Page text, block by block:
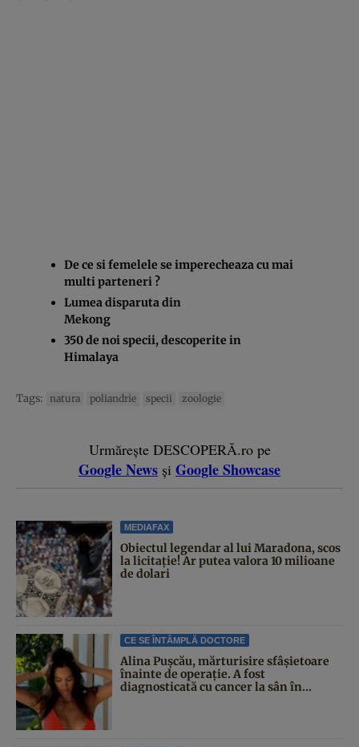
De ce si femelele se imperecheaza cu mai
multi parteneri ?
Lumea disparuta din
Mekong
350 de noi specii, descoperite in
Himalaya
Tags: natura poliandrie specii zoologie
Urmărește DESCOPERĂ.ro pe
Google News și Google Showcase
MEDIAFAX
Obiectul legendar al lui Maradona, scos
la licitație! Ar putea valora 10 milioane
de dolari
CE SE ÎNTÂMPLĂ DOCTORE
Alina Pușcău, mărturisire sfâșietoare
înainte de operație. A fost
diagnosticată cu cancer la sân în...